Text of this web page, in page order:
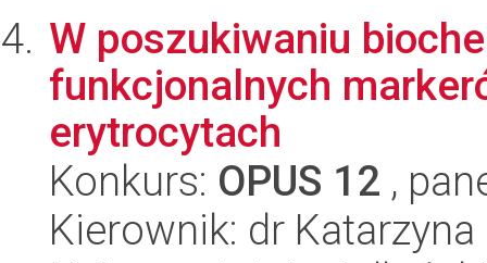
W poszukiwaniu
funkcjonalnych
erytrocytach
Konkurs: OPUS 12 ,
Kierownik: dr